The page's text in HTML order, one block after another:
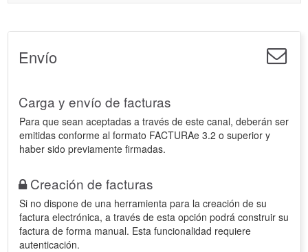
Envío
Carga y envío de facturas
Para que sean aceptadas a través de este canal, deberán ser
emitidas conforme al formato FACTURAe 3.2 o superior y
haber sido previamente firmadas.
Creación de facturas
Si no dispone de una herramienta para la creación de su
factura electrónica, a través de esta opción podrá construir su
factura de forma manual. Esta funcionalidad requiere
autenticación.